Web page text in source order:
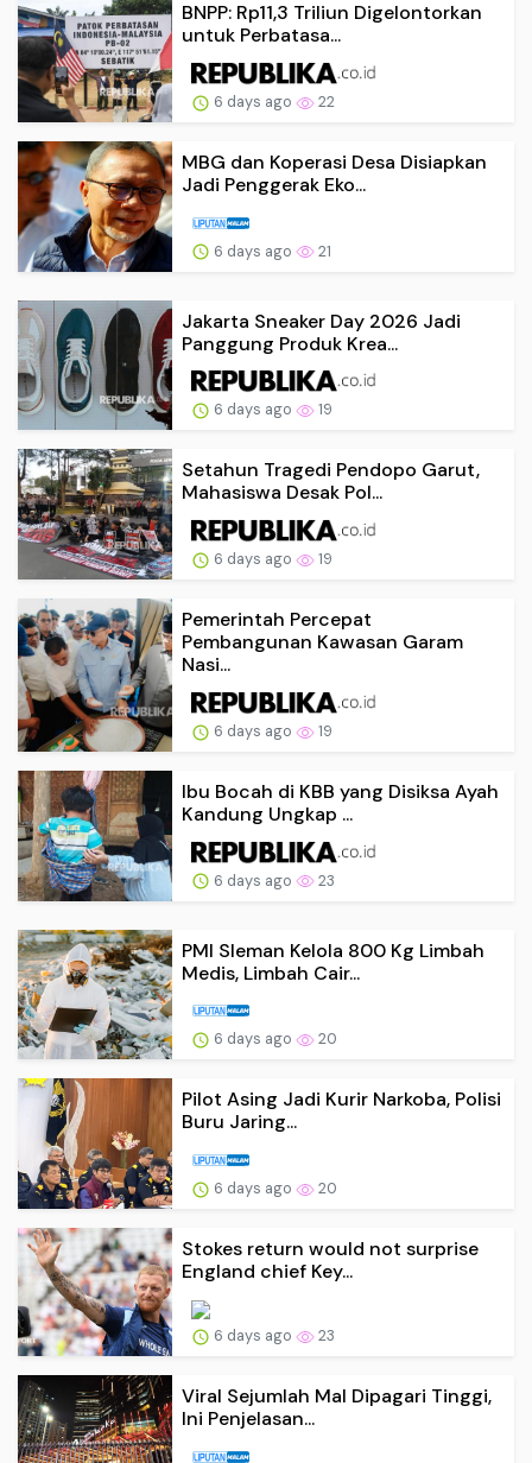
BNPP: Rp11,3 Triliun Digelontorkan
untuk Perbatasa...
6 days ago 22
MBG dan Koperasi Desa Disiapkan
Jadi Penggerak Eko...
6 days ago 21
Jakarta Sneaker Day 2026 Jadi
Panggung Produk Krea...
6 days ago 19
Setahun Tragedi Pendopo Garut,
Mahasiswa Desak Pol...
6 days ago 19
Pemerintah Percepat
Pembangunan Kawasan Garam
Nasi...
6 days ago 19
Ibu Bocah di KBB yang Disiksa Ayah
Kandung Ungkap ...
6 days ago 23
PMI Sleman Kelola 800 Kg Limbah
Medis, Limbah Cair...
6 days ago 20
Pilot Asing Jadi Kurir Narkoba, Polisi
Buru Jaring...
6 days ago 20
Stokes return would not surprise
England chief Key...
6 days ago 23
Viral Sejumlah Mal Dipagari Tinggi,
Ini Penjelasan...